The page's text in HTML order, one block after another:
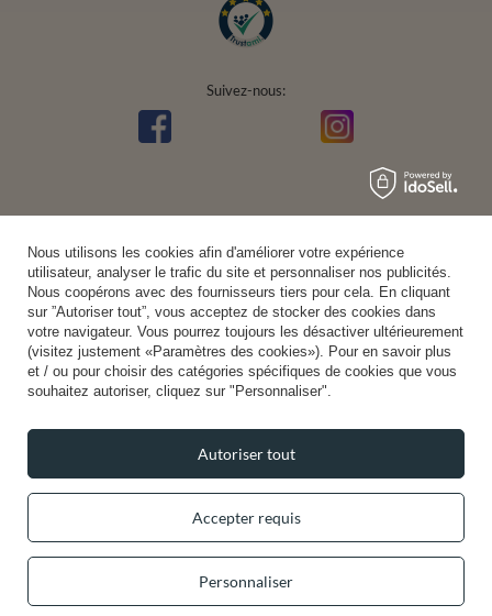
Suivez-nous:
Nous utilisons les cookies afin d'améliorer votre expérience
utilisateur, analyser le trafic du site et personnaliser nos publicités.
Nous coopérons avec des fournisseurs tiers pour cela. En cliquant
sur ”Autoriser tout”, vous acceptez de stocker des cookies dans
votre navigateur. Vous pourrez toujours les désactiver ultérieurement
(visitez justement «Paramètres des cookies»). Pour en savoir plus
et / ou pour choisir des catégories spécifiques de cookies que vous
souhaitez autoriser, cliquez sur "Personnaliser".
Accepter requis
Personnaliser
Autoriser tout